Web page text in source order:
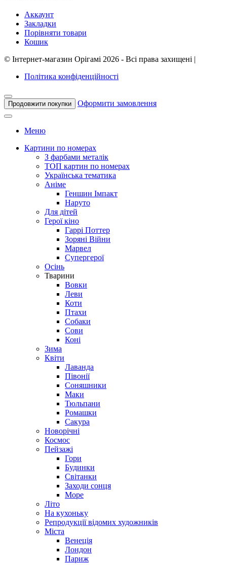
Аккаунт
Закладки
Порівняти товари
Кошик
© Інтернет-магазин Орігамі 2026 - Всі права захищені
Політика конфіденційності
Продовжити покупки Оформити замовлення
Меню
Картини по номерах
З фарбами металік
ТОП картин по номерах
Українська тематика
Аніме
Геншин Імпакт
Наруто
Для дітей
Герої кіно
Гаррі Поттер
Зоряні Війни
Марвел
Супергерої
Осінь
Тварини
Вовки
Леви
Коти
Птахи
Собаки
Сови
Коні
Зима
Квіти
Лаванда
Півонії
Соняшники
Маки
Тюльпани
Ромашки
Сакура
Новорічні
Космос
Пейзажі
Гори
Будинки
Світанки
Заходи сонця
Море
Літо
На кухоньку
Репродукції відомих художників
Міста
Венеція
Лондон
Париж